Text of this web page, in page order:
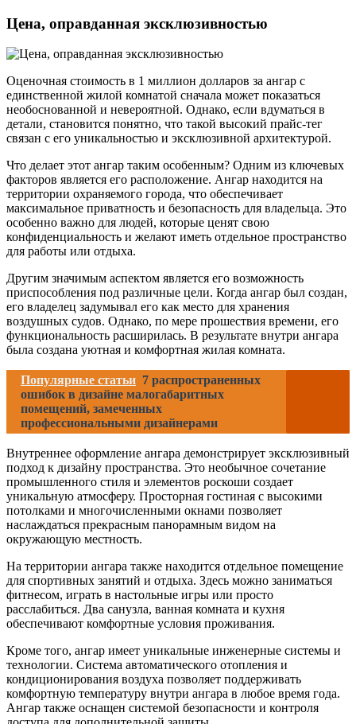
Цена, оправданная эксклюзивностью
Оценочная стоимость в 1 миллион долларов за ангар с
единственной жилой комнатой сначала может показаться
необоснованной и невероятной. Однако, если вдуматься в
детали, становится понятно, что такой высокий прайс-тег
связан с его уникальностью и эксклюзивной архитектурой.
Что делает этот ангар таким особенным? Одним из ключевых
факторов является его расположение. Ангар находится на
территории охраняемого города, что обеспечивает
максимальное приватность и безопасность для владельца. Это
особенно важно для людей, которые ценят свою
конфиденциальность и желают иметь отдельное пространство
для работы или отдыха.
Другим значимым аспектом является его возможность
приспособления под различные цели. Когда ангар был создан,
его владелец задумывал его как место для хранения
воздушных судов. Однако, по мере прошествия времени, его
функциональность расширилась. В результате внутри ангара
была создана уютная и комфортная жилая комната.
Популярные статьи 7 распространенных
ошибок в дизайне малогабаритных
помещений, замеченных
профессиональными дизайнерами
Внутреннее оформление ангара демонстрирует эксклюзивный
подход к дизайну пространства. Это необычное сочетание
промышленного стиля и элементов роскоши создает
уникальную атмосферу. Просторная гостиная с высокими
потолками и многочисленными окнами позволяет
наслаждаться прекрасным панорамным видом на
окружающую местность.
На территории ангара также находится отдельное помещение
для спортивных занятий и отдыха. Здесь можно заниматься
фитнесом, играть в настольные игры или просто
расслабиться. Два санузла, ванная комната и кухня
обеспечивают комфортные условия проживания.
Кроме того, ангар имеет уникальные инженерные системы и
технологии. Система автоматического отопления и
кондиционирования воздуха позволяет поддерживать
комфортную температуру внутри ангара в любое время года.
Ангар также оснащен системой безопасности и контроля